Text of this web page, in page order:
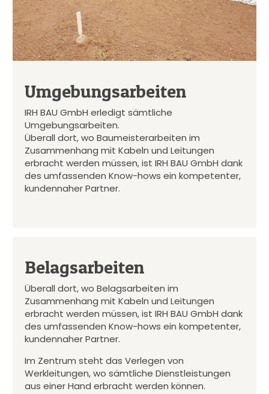
Umgebungsarbeiten
IRH BAU GmbH erledigt sämtliche
Umgebungsarbeiten.
Überall dort, wo Baumeisterarbeiten im
Zusammenhang mit Kabeln und Leitungen
erbracht werden müssen, ist IRH BAU GmbH dank
des umfassenden Know-hows ein kompetenter,
kundennaher Partner.
Belagsarbeiten
Überall dort, wo Belagsarbeiten im
Zusammenhang mit Kabeln und Leitungen
erbracht werden müssen, ist IRH BAU GmbH dank
des umfassenden Know-hows ein kompetenter,
kundennaher Partner.
Im Zentrum steht das Verlegen von
Werkleitungen, wo sämtliche Dienstleistungen
aus einer Hand erbracht werden können.